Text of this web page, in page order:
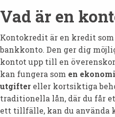
Vad är en
Kontokredit är en kredit
bankkonto. Den ger dig
kontot upp till en
kan fungera som en
utgifter eller kortsiktiga
traditionella lån, där du får
ett tillfälle, kan du använda